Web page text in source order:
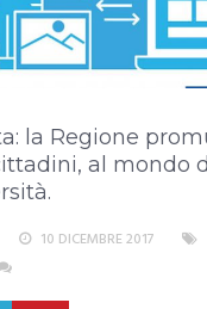
la Regione
al mondo
10 DICEMBRE 2017